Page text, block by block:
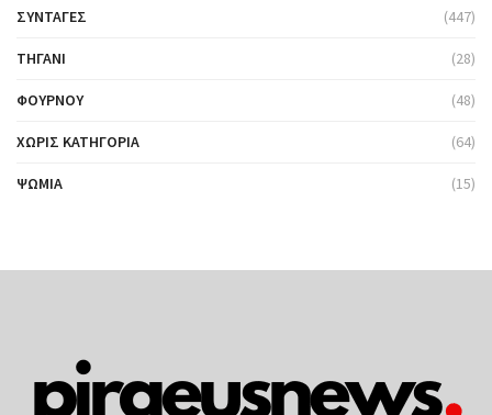
ΣΥΝΤΑΓΈΣ (447)
ΤΗΓΆΝΙ (28)
ΦΟΎΡΝΟΥ (48)
ΧΩΡΊΣ ΚΑΤΗΓΟΡΊΑ (64)
ΨΩΜΙΆ (15)